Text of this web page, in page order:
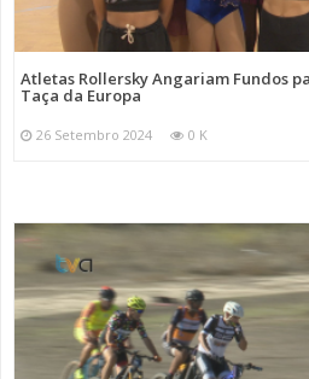
Atletas Rollersky Angariam Fundos
Taça da Europa
26 Setembro 2024 0 K